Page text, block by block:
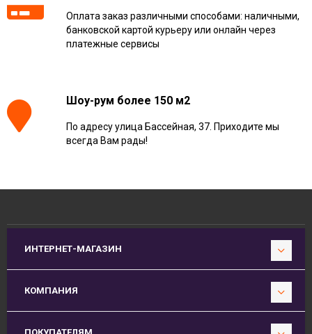
Оплата заказ различными способами: наличными,
банковской картой курьеру или онлайн через
платежные сервисы
Шоу-рум более 150 м2
По адресу улица Бассейная, 37. Приходите мы
всегда Вам рады!
ИНТЕРНЕТ-МАГАЗИН
КОМПАНИЯ